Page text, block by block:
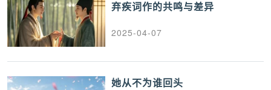
弃疾词作的共鸣与差异
2025-04-07
她从不为谁回头